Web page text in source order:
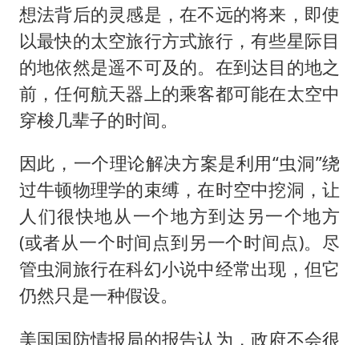
想法背后的灵感是，在不远的将来，即使
以最快的太空旅行方式旅行，有些星际目
的地依然是遥不可及的。在到达目的地之
前，任何航天器上的乘客都可能在太空中
穿梭几辈子的时间。
因此，一个理论解决方案是利用“虫洞”绕
过牛顿物理学的束缚，在时空中挖洞，让
人们很快地从一个地方到达另一个地方
(或者从一个时间点到另一个时间点)。尽
管虫洞旅行在科幻小说中经常出现，但它
仍然只是一种假设。
美国国防情报局的报告认为，政府不会很